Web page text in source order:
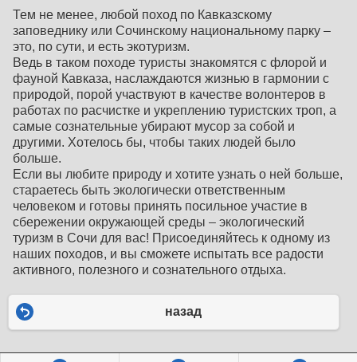
Тем не менее, любой поход по Кавказскому
заповеднику или Сочинскому национальному парку –
это, по сути, и есть экотуризм.
Ведь в таком походе туристы знакомятся с флорой и
фауной Кавказа, наслаждаются жизнью в гармонии с
природой, порой участвуют в качестве волонтеров в
работах по расчистке и укреплению туристских троп, а
самые сознательные убирают мусор за собой и
другими. Хотелось бы, чтобы таких людей было
больше.
Если вы любите природу и хотите узнать о ней больше,
стараетесь быть экологически ответственным
человеком и готовы принять посильное участие в
сбережении окружающей среды – экологический
туризм в Сочи для вас! Присоединяйтесь к одному из
наших походов, и вы сможете испытать все радости
активного, полезного и сознательного отдыха.
назад